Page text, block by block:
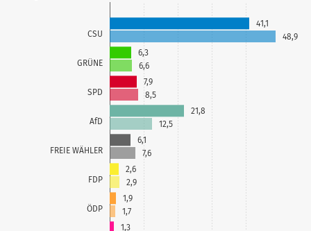
CSU
GRÜNE
SPD
AfD
FREIE WÄHLER
FDP
ÖDP
48,9
6,6
8,5
12,5
7,6
2,9
1,7
41,1
6,3
7,9
21,8
6,1
2,6
1,9
1,3